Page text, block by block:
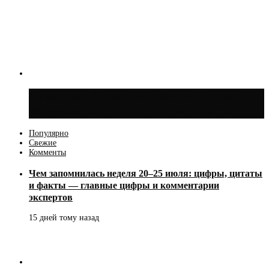
Популярно
Свежие
Комменты
Чем запомнилась неделя 20–25 июля: цифры, цитаты
и факты — главные цифры и комментарии
экспертов
15 дней тому назад